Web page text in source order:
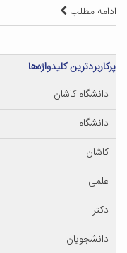
ادامه مطلب
پرکاربردترین کلیدواژه‌ها
دانشگاه کاشان
دانشگاه
کاشان
علمی
دکتر
دانشجویان